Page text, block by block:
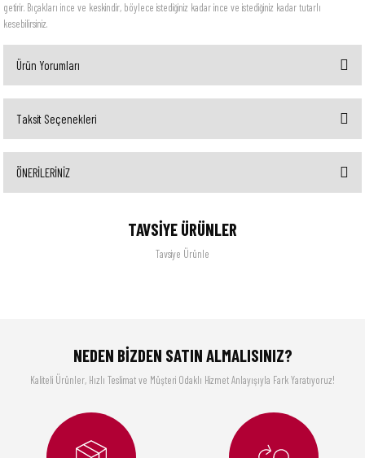
getirir. Bıçakları ince ve keskindir, böylece istediğiniz kadar ince ve istediğiniz kadar tutarlı
kesebilirsiniz.
Ürün Yorumları
Taksit Seçenekleri
ÖNERİLERİNİZ
noktaları öneri formunu kullanarak tarafımıza iletebilirsiniz.
Ürün fiyatı diğer sitelerden daha pahalı.
Bu ürüne benzer farklı alternatifler olmalı.
TAVSİYE ÜRÜNLER
Tavsiye Ürünle
Fineline Mutfak Şefleri Serisi - Üçlü Profesyonel Bıçak Seti
NEDEN BİZDEN SATIN ALMALISINIZ?
Kaliteli Ürünler, Hızlı Teslimat ve Müşteri Odaklı Hizmet Anlayışıyla Fark Yaratıyoruz!